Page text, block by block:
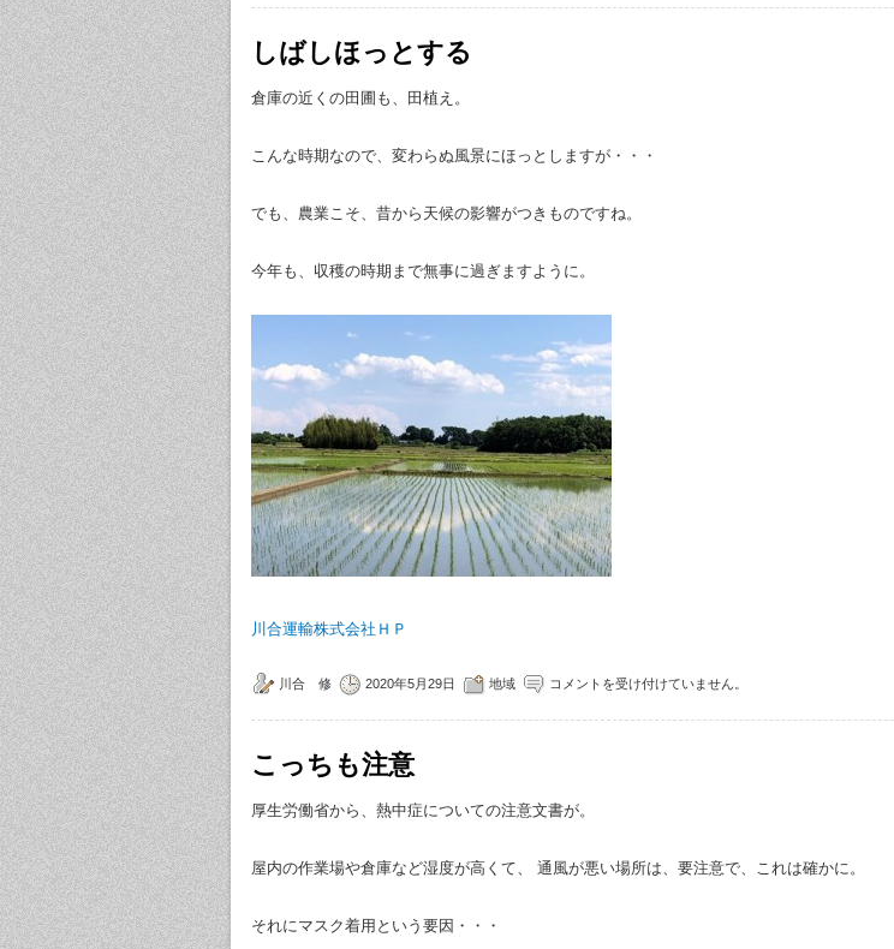
しばしほっとする
倉庫の近くの田圃も、田植え。
こんな時期なので、変わらぬ風景にほっとしますが・・・
でも、農業こそ、昔から天候の影響がつきものですね。
今年も、収穫の時期まで無事に過ぎますように。
川合運輸株式会社ＨＰ
川合 修 2020年5月29日 地域 コメントを受け付けていません。
こっちも注意
厚生労働省から、熱中症についての注意文書が。
屋内の作業場や倉庫など湿度が高くて、 通風が悪い場所は、要注意で、これは確かに。
それにマスク着用という要因・・・